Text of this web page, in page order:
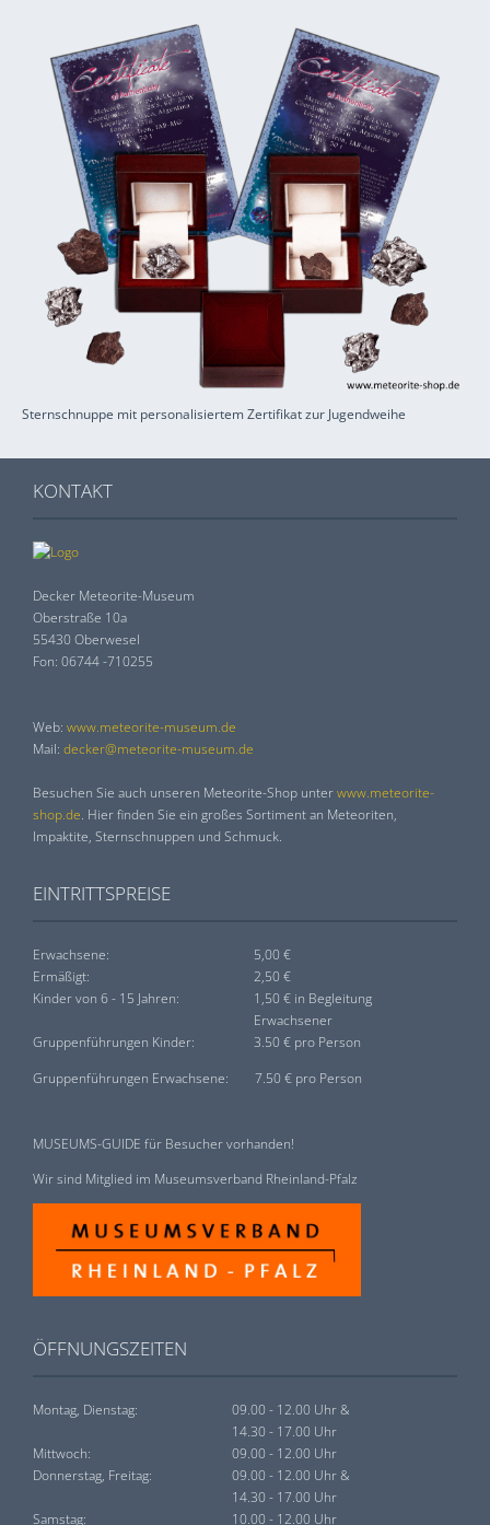
Sternschnuppe mit personalisiertem Zertifikat zur Jugendweihe
KONTAKT
Decker Meteorite-Museum
Oberstraße 10a
55430 Oberwesel
Fon: 06744 -710255
Web: www.meteorite-museum.de
Mail: decker@meteorite-museum.de
Besuchen Sie auch unseren Meteorite-Shop unterwww.meteorite-
shop.de. Hier finden Sie ein großes Sortiment an Meteoriten,
Impaktite, Sternschnuppen und Schmuck.
EINTRITTSPREISE
Erwachsene:
5,00 €
Ermäßigt:
2,50 €
Kinder von 6 - 15 Jahren:
1,50 € in Begleitung
Erwachsener
Gruppenführungen Kinder:
3.50 € pro Person
Gruppenführungen Erwachsene:
7.50 € pro Person
MUSEUMS-GUIDE für Besucher vorhanden!
Wir sind Mitglied im Museumsverband Rheinland-Pfalz
ÖFFNUNGSZEITEN
Montag, Dienstag:
09.00 - 12.00 Uhr &
14.30 - 17.00 Uhr
Mittwoch:
09.00 - 12.00 Uhr
Donnerstag, Freitag:
09.00 - 12.00 Uhr &
14.30 - 17.00 Uhr
Samstag:
10.00 - 12.00 Uhr